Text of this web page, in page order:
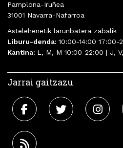
Pamplona-Iruñea
31001 Navarra-Nafarroa
Astelehenetik larunbatera zabalik
Liburu-denda: 10:00-14:00 17:00-
Kantina: L, M, M 10:00-22:00 | J,
Jarrai gaitzazu